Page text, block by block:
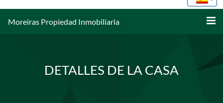
Moreiras Propiedad Inmobiliaria
DETALLES DE LA CASA